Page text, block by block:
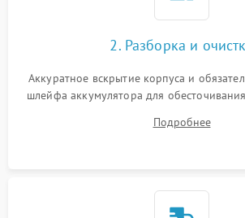
2. Разборка и
Аккуратное вскрытие корпуса и
шлейфа аккумулятора для
высохшей термопасты с
Подробнее